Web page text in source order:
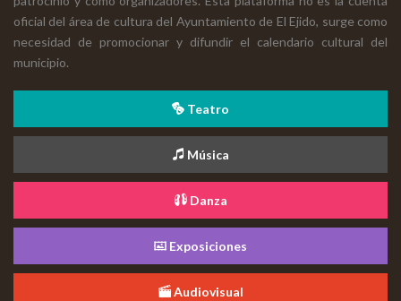
oficial del área de cultura del Ayuntamiento de El Ejido, surge como
necesidad de promocionar y difundir el calendario cultural del
municipio.
Teatro
Música
Danza
Exposiciones
Audiovisual